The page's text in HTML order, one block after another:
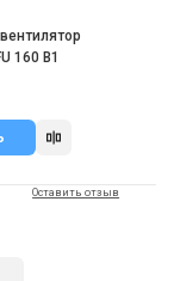
160 B1
Оставить отзыв